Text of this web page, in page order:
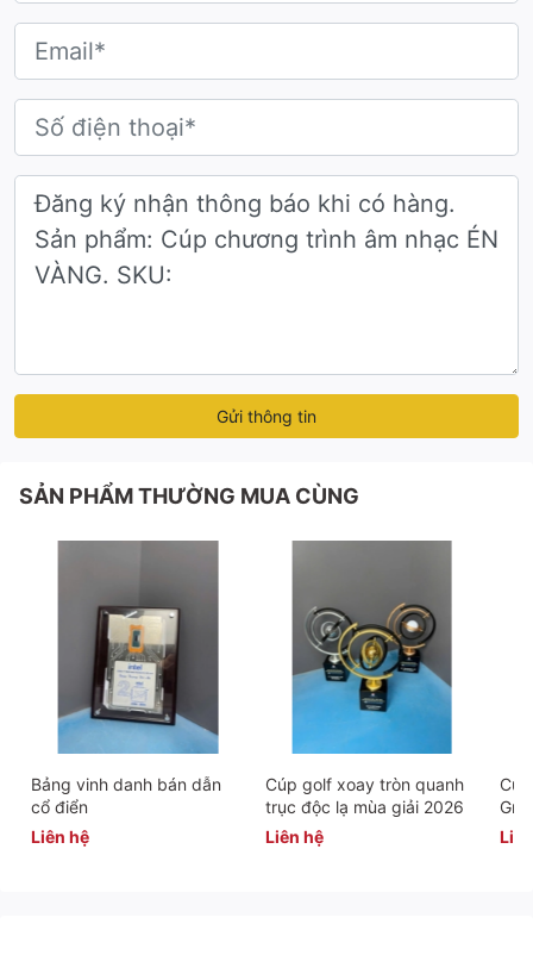
Gửi thông tin
SẢN PHẨM THƯỜNG MUA CÙNG
Bảng vinh danh bán dẫn
cổ điển
Liên hệ
Cúp golf xoay tròn quanh
trục độc lạ mùa giải 2026
Liên hệ